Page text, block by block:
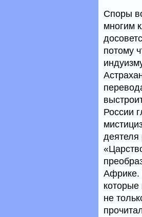
Споры
многим
потому
России
деятеля
Африке.
не